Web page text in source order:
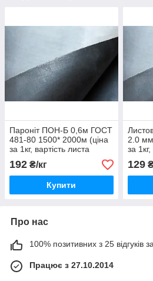
Пароніт ПОН-Б 0,6м ГОСТ
481-80 1500* 2000м (ціна
за 1кг, вартість листа
уточнюйте)
192 ₴/кг
Купити
2.0
за
129
Про нас
100% позитивних з 25 відгуків
Працює з 27.10.2014